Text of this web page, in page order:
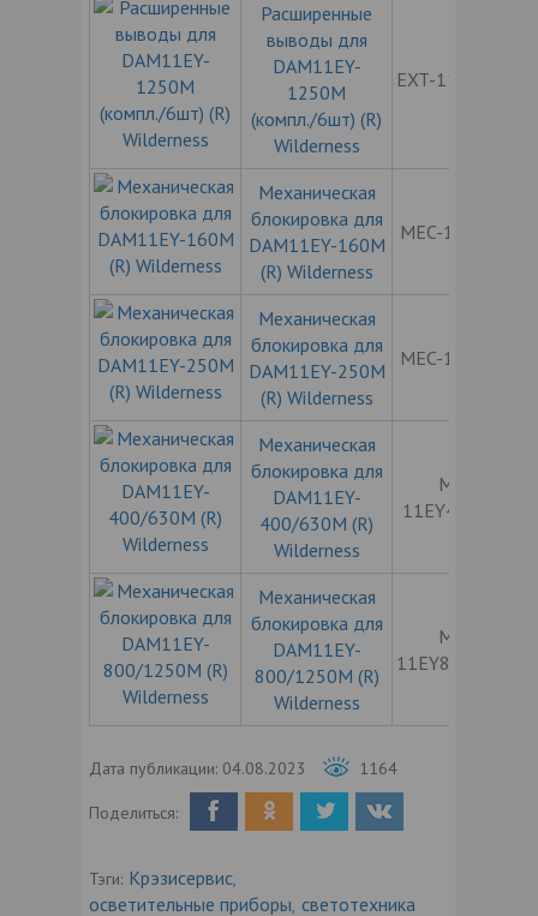
Расширенные
выводы для
DAM11EY-
1250M
(компл./6шт) (R)
Wilderness
EXT-11EY1250
Механическая
блокировка для
DAM11EY-160M
(R) Wilderness
MEC-11EY160
Механическая
блокировка для
DAM11EY-250M
(R) Wilderness
MEC-11EY250
Механическая
блокировка для
DAM11EY-
400/630M (R)
Wilderness
MEC-
11EY400/630
Механическая
блокировка для
DAM11EY-
800/1250M (R)
Wilderness
MEC-
11EY800/1250
Дата публикации: 04.08.2023 1164
Поделиться:
Тэги: Крэзисервис,
осветительные приборы, светотехника